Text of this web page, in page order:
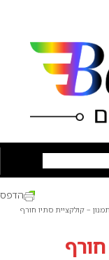
תמנון – קולקציית סתיו חורף
הדפס